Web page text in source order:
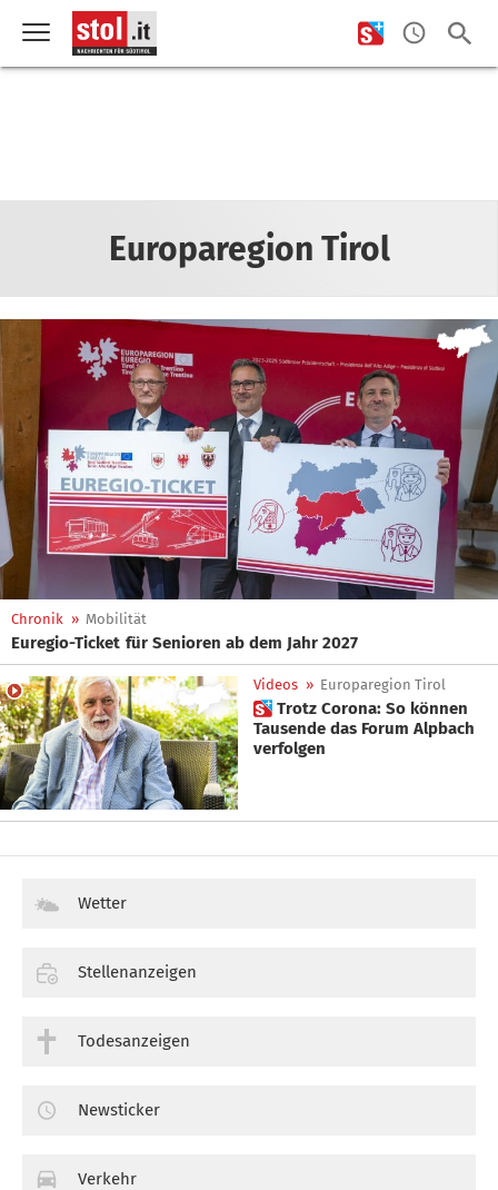
Europaregion Tirol
Chronik » Mobilität
Euregio-Ticket für Senioren ab dem Jahr 2027
Videos » Europaregion Tirol
 Trotz Corona: So können
Tausende das Forum Alpbach
verfolgen
Wetter
Stellenanzeigen
Todesanzeigen
Newsticker
Verkehr